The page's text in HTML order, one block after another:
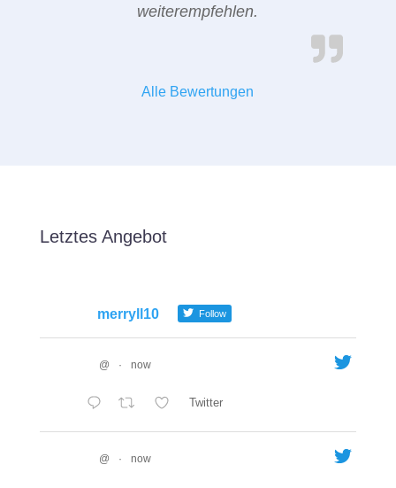
weiterempfehlen.
Alle Bewertungen
Letztes Angebot
merryll10 Follow
@ · now
Twitter
@ · now